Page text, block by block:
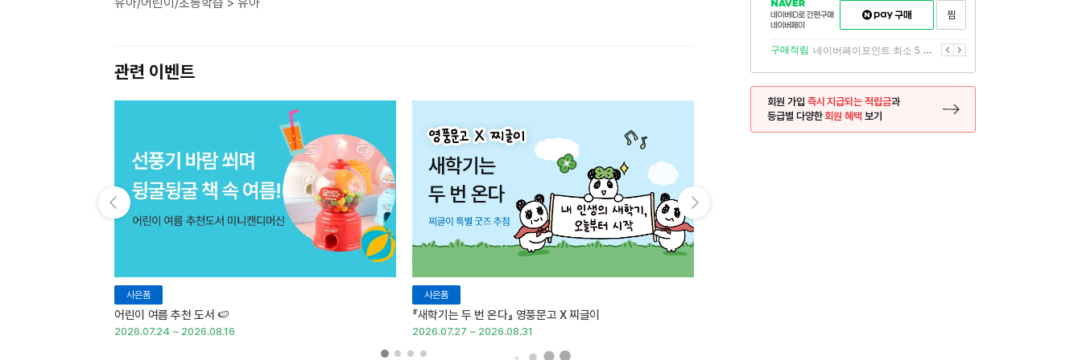
관련 이벤트
사은품
어린이 여름 추천 도서 🍉
2026.07.24 ~ 2026.08.16
사은품
『새학기는 두 번 온다』 영풍문고 X 찌글이
2026.07.27 ~ 2026.08.31
NAVER
네이버
ID로
간편구매
네이버페이
구매하기
이전
구매적립 네이버페이포인트 최소 5.5% 적립 다음
회원 가입 즉시 지급되는 적립금과
등급별 다양한회원 혜택 보기